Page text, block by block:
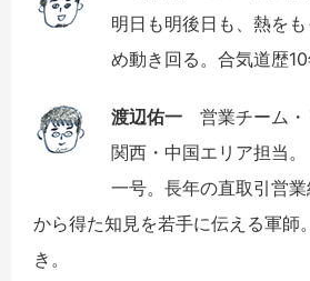
明日も明後日も、熱を
め動き回る。合気道歴10
渡辺佑一 営業チーム・
関西・中国エリア担当
一号。長年の直取引営
から得た知見を若手に伝える軍師
き。